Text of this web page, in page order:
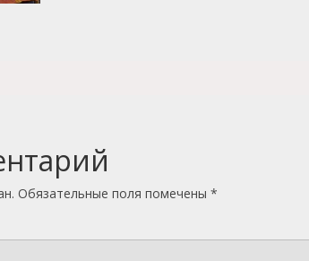
Обязательные поля помечены *